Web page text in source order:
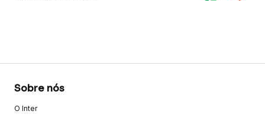
Sobre nós
O Inter